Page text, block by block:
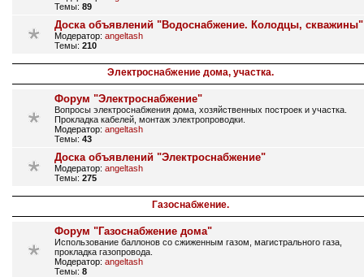
Темы: 89
Доска объявлений "Водоснабжение. Колодцы, скважины"
Модератор: angeltash
Темы: 210
Электроснабжение дома, участка.
Форум "Электроснабжение"
Вопросы электроснабжения дома, хозяйственных построек и участка.
Прокладка кабелей, монтаж электропроводки.
Модератор: angeltash
Темы: 43
Доска объявлений "Электроснабжение"
Модератор: angeltash
Темы: 275
Газоснабжение.
Форум "Газоснабжение дома"
Использование баллонов со сжиженным газом, магистрального газа,
прокладка газопровода.
Модератор: angeltash
Темы: 8